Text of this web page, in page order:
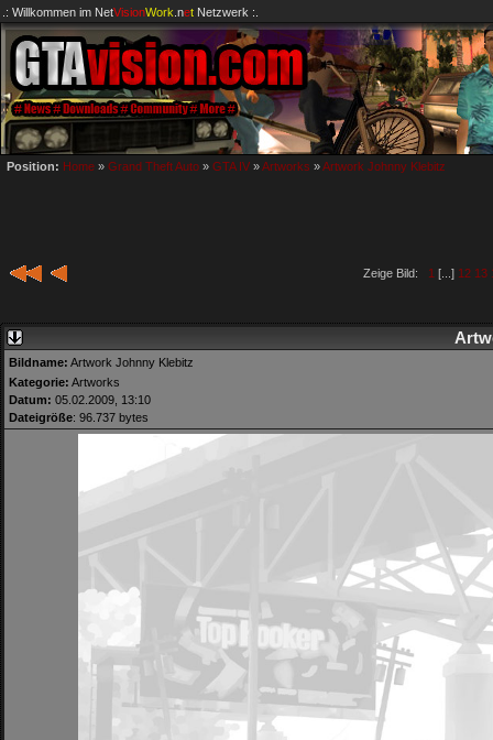
.: Willkommen im NetVisionWork .netNetzwerk :.
Position: Home » Grand Theft Auto » GTA IV »Artworks »Artwork Johnny Klebitz
Zeige Bild: 1 [...] 12 13
Bildname: Artwork Johnny Klebitz
Kategorie: Artworks
Datum: 05.02.2009, 13:10
Dateigröße: 96.737 bytes